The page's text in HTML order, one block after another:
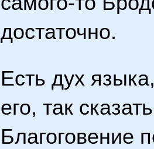
достаточно.
Есть дух
его, так
Благоговение